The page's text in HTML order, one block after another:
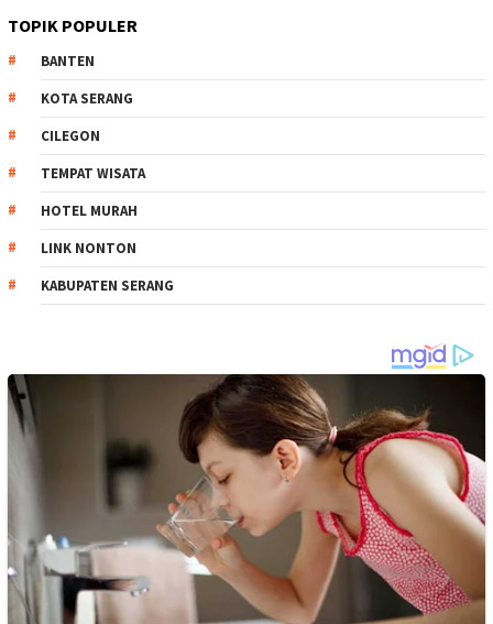
TOPIK POPULER
BANTEN
KOTA SERANG
CILEGON
TEMPAT WISATA
HOTEL MURAH
LINK NONTON
KABUPATEN SERANG